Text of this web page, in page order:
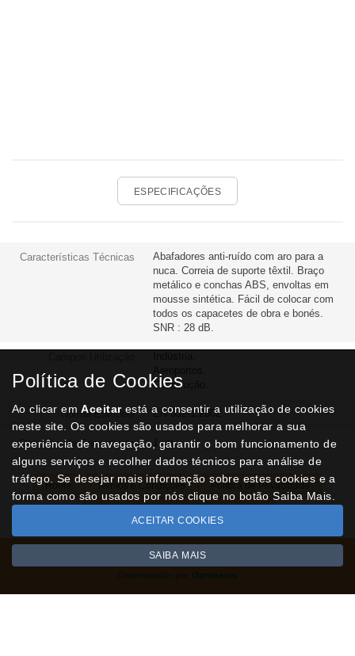
ESPECIFICAÇÕES
Características Técnicas
Abafadores anti-ruído com aro para a
nuca. Correia de suporte têxtil. Braço
metálico e conchas ABS, envoltas em
mousse sintética. Fácil de colocar com
todos os capacetes de obra e bonés.
SNR : 28 dB.
Construção.
Norma Europeia EN 352-1:2002
Qtd. Mín. de Encomenda 1 un
Home Termos e Condições Política de Privacidade
Todos os valores incluem IVA à taxa em vigor
Desenvolvido por Optimeios
Política de Cookies
Ao clicar emAceitarestá a consentir a utilização de cookies
neste site. Os cookies são usados para melhorar a sua
experiência de navegação, garantir o bom funcionamento de
alguns serviços e recolher dados técnicos para análise de
tráfego. Se desejar mais informação sobre estes cookies e a
forma como são usados por nós clique no botão Saiba Mais.
ACEITAR COOKIES
SAIBA MAIS